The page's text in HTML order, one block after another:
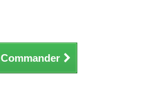
Commander